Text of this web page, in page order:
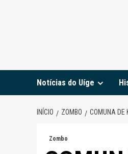
Notícias do Uíge
INÍCIO ZOMBO COMUNA DE
Zombo